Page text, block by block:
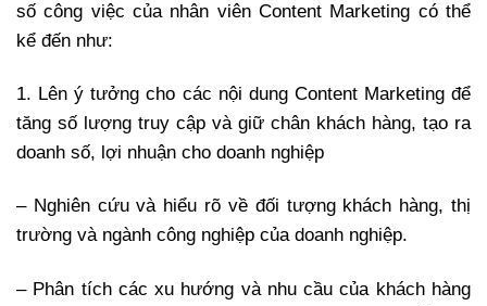
số công việc của nhân viên Content Marketing có thể
kể đến như:
1. Lên ý tưởng cho các nội dung Content Marketing để
tăng số lượng truy cập và giữ chân khách hàng, tạo ra
doanh số, lợi nhuận cho doanh nghiệp
– Nghiên cứu và hiểu rõ về đối tượng khách hàng, thị
trường và ngành công nghiệp của doanh nghiệp.
– Phân tích các xu hướng và nhu cầu của khách hàng